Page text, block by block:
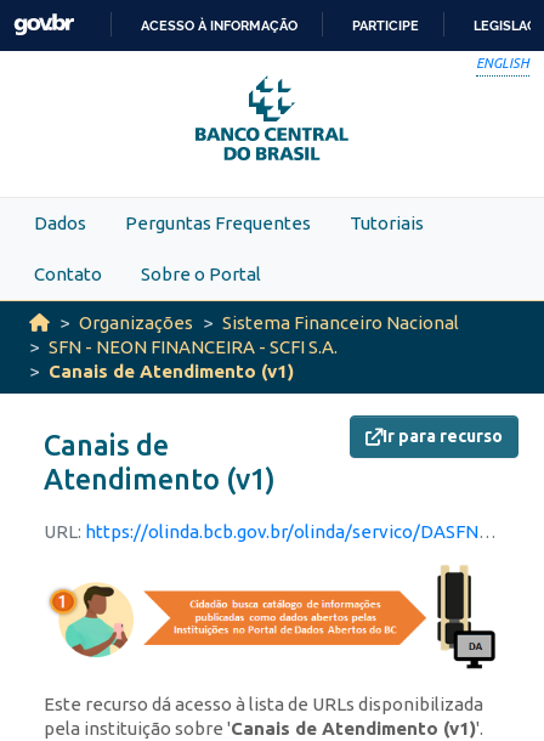
Skip to main content
PARA
O
CONTEÚDO
ACESSO À INFORMAÇÃO PARTICIPE
ENGLISH
Dados Perguntas Frequentes Tutoriais
Contato Sobre o Portal
Organizações
Sistema Financeiro Nacional
SFN - NEON FINANCEIRA - SCFI S.A.
Canais de Atendimento (v1)
Ir para recurso
Canais de
Atendimento (v1)
URL: https://olinda.bcb.gov.br/olinda/servico/DASFN/versao/v1/odata/Recursos?$filter=CnpjInstituicao%20eq%20'11285104000106'%20and%20Api%20eq%20'canais_atendimento'%20and%20startswith(Versao,'1')&$format=json
Este recurso dá acesso à lista de URLs disponibilizada
pela instituição sobre 'Canais de Atendimento (v1)'.